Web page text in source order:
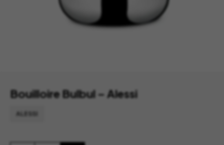
Bouilloire Bulbul – Alessi
ALESSI